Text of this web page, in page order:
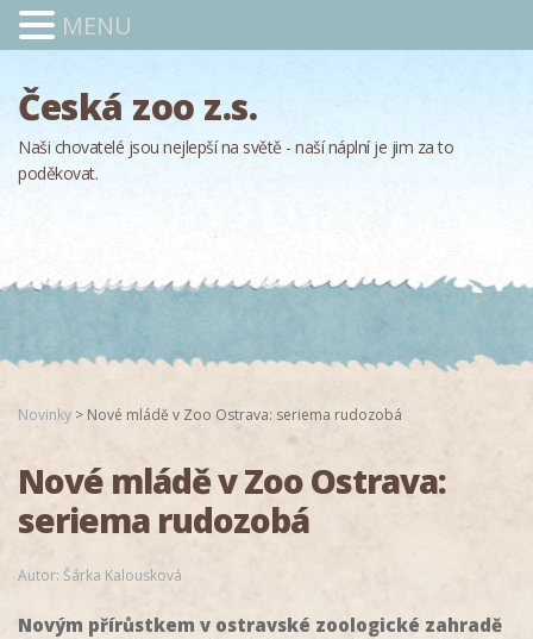
Česká zoo z.s.
Naši chovatelé jsou nejlepší na světě - naší náplní je jim za to
poděkovat.
Novinky > Nové mládě v Zoo Ostrava: seriema rudozobá
Nové mládě v Zoo Ostrava:
seriema rudozobá
Autor: Šárka Kalousková
Novým přírůstkem v ostravské zoologické zahradě
MENU